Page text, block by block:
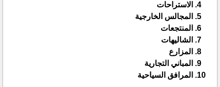
الاستراحات
المجالس الخارجية
المنتجعات
الشاليهات
المزارع
المباني التجارية
المرافق السياحية